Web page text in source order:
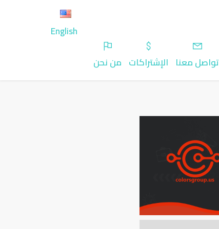
English
تواصل معنا الإشتراكات من نحن